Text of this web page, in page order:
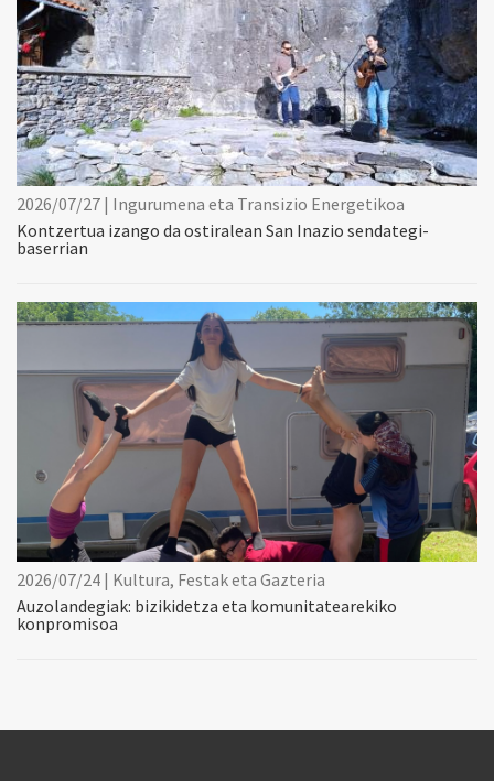
2026/07/27 | Ingurumena eta Transizio Energetikoa
Kontzertua izango da ostiralean San Inazio sendategi-
baserrian
2026/07/24 | Kultura, Festak eta Gazteria
Auzolandegiak: bizikidetza eta komunitatearekiko
konpromisoa